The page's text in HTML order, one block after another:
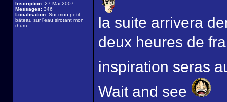
Inscription: 27 Mai 2007
Messages: 346
Localisation: Sur mon petit
bâteau sur l'eau sirotant mon
rhum
la suite arrivera
deux heures de
inspiration seras
Wait and see